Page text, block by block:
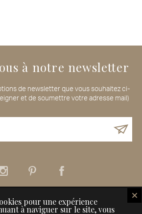
à notre newsletter
de newsletter que vous souhaitez ci-
et de soumettre votre adresse mail)
Nos Maisons de Voyageurs
pour une expérience
à naviguer sur le site, vous